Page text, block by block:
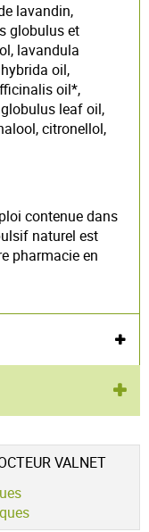
lavandin,
globulus et
lavandula
oil,
oil*,
leaf oil,
citronellol,
contenue dans
naturel est
pharmacie en
VALNET